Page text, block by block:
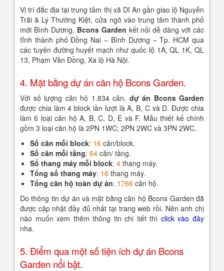
Vị trí đắc địa tại trung tâm thị xã Dĩ An gần giao lộ Nguyễn
Trãi & Lý Thường Kiệt, cửa ngõ vào trung tâm thành phố
mới Bình Dương. Bcons Garden kết nối dễ dàng với các
tỉnh thành phố Đồng Nai – Bình Dương – Tp. HCM qua
các tuyến đường huyết mạch như quốc lộ 1A, QL 1K, QL
13, Phạm Văn Đồng, Xa lộ Hà Nội.
4. Mặt bằng dự án căn hộ Bcons Garden.
Với số lượng căn hộ 1.834 căn, dự án Bcons Garden
được chia làm 4 block lần lượt là A, B, C và D. Được chia
làm 6 loại căn hộ A, B, C, D, E và F. Mẫu thiết kế chính
gồm 3 loại căn hộ là 2PN 1WC; 2PN 2WC và 3PN 2WC.
Số căn mỗi block: 16 căn/block.
Số căn mỗi tầng: 64 căn/ tầng.
Số thang máy mỗi block: 4 thang máy.
Tổng số thang máy: 16 thang máy.
Tổng căn hộ toàn dự án: 1766 căn hộ.
Do thông tin dự án và mặt bằng căn hộ Bcons Garden đã
được cập nhật đầy đủ nhất tại trang web rồi. Nên anh chị
nào muốn xem thêm thông tin chi tiết thì click vào đây
nha.
5. Điểm qua một số tiện ích dự án Bcons
Garden nổi bật.